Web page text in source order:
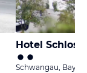
Hotel
Schwangau,